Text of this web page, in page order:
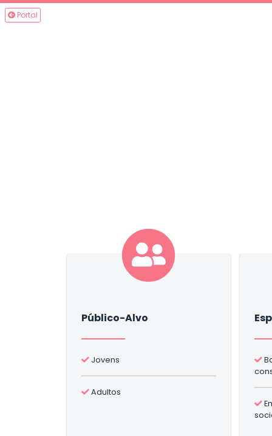
Portal
Público-Alvo
Jovens
Adultos